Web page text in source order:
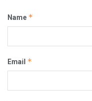
Name *
Email *